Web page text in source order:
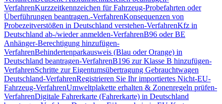
VerfahrenKurzzeitkennzeichen für Fahrzeug-Probefahrten oder
Überführungen beantragen.-VerfahrenKonsequenzen von
Probezeitverstößen in Deutschland verstehen-VerfahrenKfz in
Deutschland ab-/wieder anmelden-VerfahrenB96 oder BE
Anhänger-Berechtigung hinzufügen-
VerfahrenBehindertenparkausweis (Blau oder Orange) in
Deutschland beantragen-VerfahrenB196 zur Klasse B hinzufügen-
VerfahrenSchritte zur Eigentumsübertragung Gebrauchtwagen
Deutschland-VerfahrenRegistrieren Sie Ihr importiertes Nicht-EU-
Fahrzeug-VerfahrenUmweltplakette erhalten & Zonenregeln prüfen-
VerfahrenDigitale Fahrerkarte (Fahrerkarte) in Deutschland